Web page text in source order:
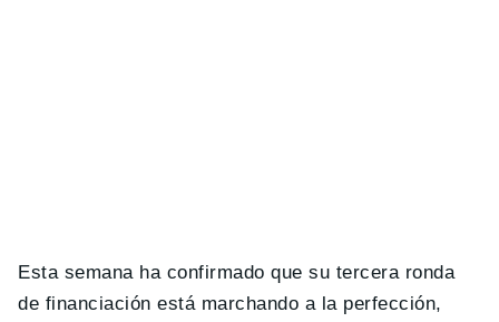
Esta semana ha confirmado que su tercera ronda
de financiación está marchando a la perfección,